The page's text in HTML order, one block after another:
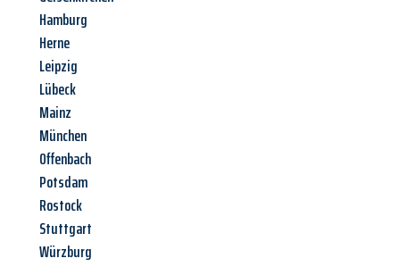
Hamburg
Herne
Leipzig
Lübeck
Mainz
München
Offenbach
Potsdam
Rostock
Stuttgart
Würzburg